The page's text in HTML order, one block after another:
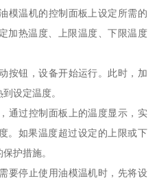
模温机的控制面板上设定所需的
加热温度、上限温度、下限温度
按钮，设备开始运行。此时，加
设定温度。
通过控制面板上的温度显示，实
。如果温度超过设定的上限或下
护措施。
要停止使用油模温机时，先将设